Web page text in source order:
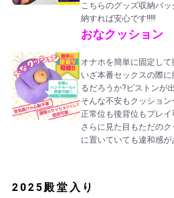
こちらのグッズ収納バ
納すれば安心です!!!!!
おなクッション
オナホを簡単に固定して
いざ本番セックスの際
るだろうか?ピストンが
そんな不安もクッショ
正常位も後背位もプレイ
さらに見た目もただの
に置いていても違和感が
2025殿堂入り